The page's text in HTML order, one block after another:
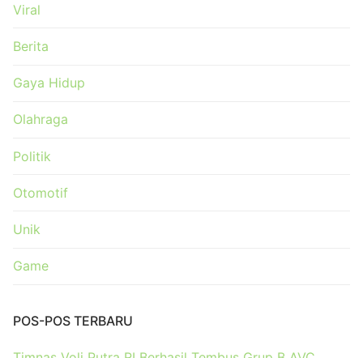
Viral
Berita
Gaya Hidup
Olahraga
Politik
Otomotif
Unik
Game
POS-POS TERBARU